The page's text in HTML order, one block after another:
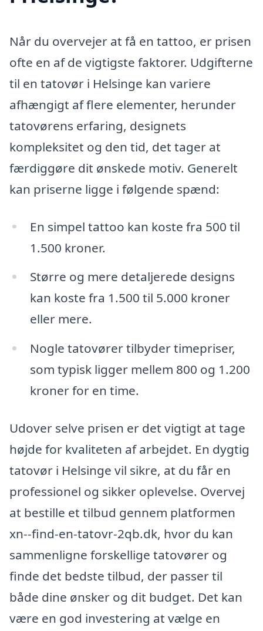
Når du overvejer at få en tattoo, er prisen
ofte en af de vigtigste faktorer. Udgifterne
til en tatovør i Helsinge kan variere
afhængigt af flere elementer, herunder
tatovørens erfaring, designets
kompleksitet og den tid, det tager at
færdiggøre dit ønskede motiv. Generelt
kan priserne ligge i følgende spænd:
En simpel tattoo kan koste fra 500 til
1.500 kroner.
Større og mere detaljerede designs
kan koste fra 1.500 til 5.000 kroner
eller mere.
Nogle tatovører tilbyder timepriser,
som typisk ligger mellem 800 og 1.200
kroner for en time.
Udover selve prisen er det vigtigt at tage
højde for kvaliteten af arbejdet. En dygtig
tatovør i Helsinge vil sikre, at du får en
professionel og sikker oplevelse. Overvej
at bestille et tilbud gennem platformen
xn--find-en-tatovr-2qb.dk, hvor du kan
sammenligne forskellige tatovører og
finde det bedste tilbud, der passer til
både dine ønsker og dit budget. Det kan
være en god investering at vælge en